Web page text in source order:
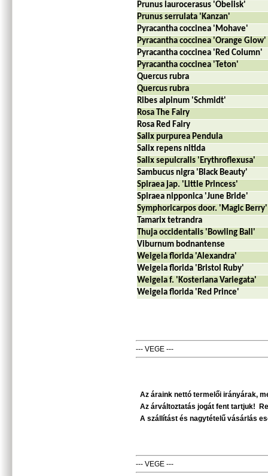
Prunus laurocerasus 'Obelisk'
Prunus serrulata 'Kanzan'
Pyracantha coccinea 'Mohave'
Pyracantha coccinea 'Orange Glow'
Pyracantha coccinea 'Red Column'
Pyracantha coccinea 'Teton'
Quercus rubra
Quercus rubra
Ribes alpinum 'Schmidt'
Rosa The Fairy
Rosa Red Fairy
Salix purpurea Pendula
Salix repens nitida
Salix sepulcralis 'Erythroflexusa'
Sambucus nigra 'Black Beauty'
Spiraea jap. 'Little Princess'
Spiraea nipponica 'June Bride'
Symphoricarpos door. 'Magic Berry'
Tamarix tetrandra
Thuja occidentalis 'Bowling Ball'
Viburnum bodnantense
Weigela florida 'Alexandra'
Weigela florida 'Bristol Ruby'
Weigela f. 'Kosteriana Variegata'
Weigela florida 'Red Prince'
--- VEGE ---
Az áraink nettó termelői irányárak,
Az árváltoztatás jogát fent tartjuk!
A szállítást és nagytételű vásárlás
--- VEGE ---